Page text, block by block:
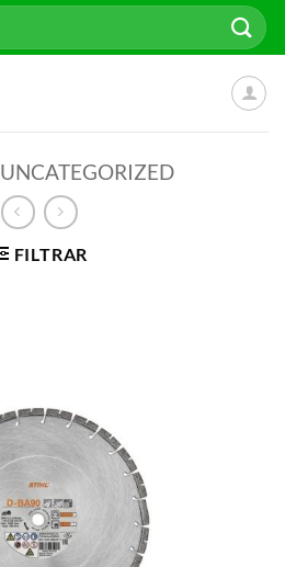
UNCATEGORIZED
FILTRAR